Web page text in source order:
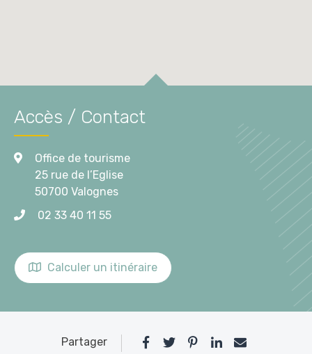
Accès / Contact
Office de tourisme
25 rue de l’Eglise
50700 Valognes
02 33 40 11 55
Calculer un itinéraire
Partager